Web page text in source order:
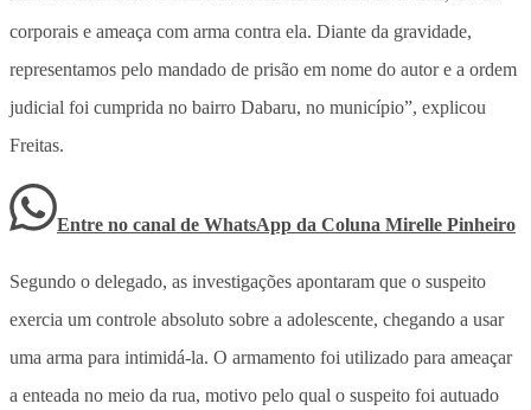
corporais e ameaça com arma contra ela. Diante da gravidade,
representamos pelo mandado de prisão em nome do autor e a ordem
judicial foi cumprida no bairro Dabaru, no município”, explicou
Freitas.
Entre no canal de WhatsApp da Coluna Mirelle Pinheiro
Segundo o delegado, as investigações apontaram que o suspeito
exercia um controle absoluto sobre a adolescente, chegando a usar
uma arma para intimidá-la. O armamento foi utilizado para ameaçar
a enteada no meio da rua, motivo pelo qual o suspeito foi autuado